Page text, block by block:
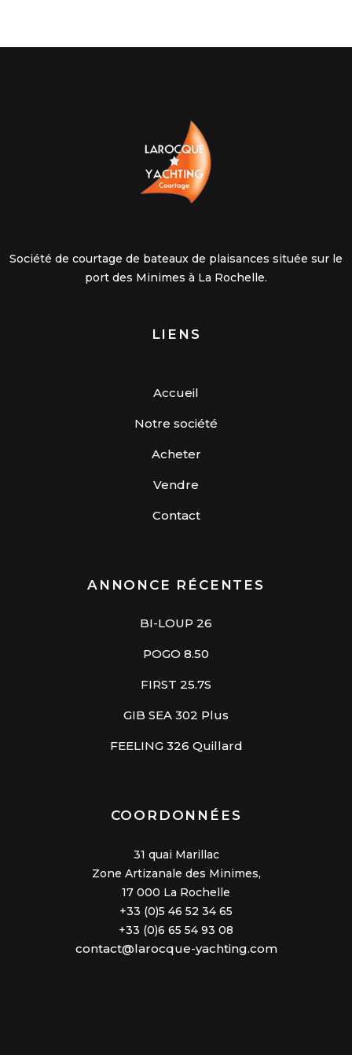
Société de courtage de bateaux de plaisances située sur le
port des Minimes à La Rochelle.
LIENS
Accueil
Notre société
Acheter
Vendre
Contact
ANNONCE RÉCENTES
BI-LOUP 26
POGO 8.50
FIRST 25.7S
GIB SEA 302 Plus
FEELING 326 Quillard
COORDONNÉES
31 quai Marillac
Zone Artizanale des Minimes,
17 000 La Rochelle
+33 (0)5 46 52 34 65
+33 (0)6 65 54 93 08
contact@larocque-yachting.com